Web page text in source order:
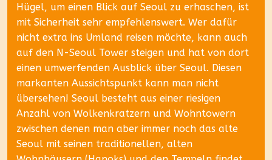
Hügel, um einen Blick auf Seoul zu erhaschen, ist
mit Sicherheit sehr empfehlenswert. Wer dafür
nicht extra ins Umland reisen möchte, kann auch
auf den N-Seoul Tower steigen und hat von dort
einen umwerfenden Ausblick über Seoul. Diesen
markanten Aussichtspunkt kann man nicht
übersehen! Seoul besteht aus einer riesigen
Anzahl von Wolkenkratzern und Wohntowern
zwischen denen man aber immer noch das alte
Seoul mit seinen traditionellen, alten